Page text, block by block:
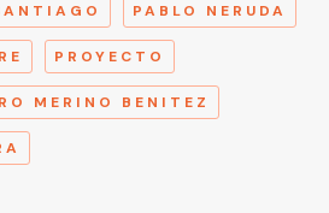
PABLO NERUDA
PROYECTO
MERINO BENITEZ